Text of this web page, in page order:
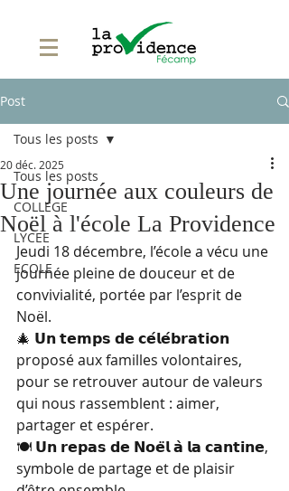
Post
Tous les posts
COLLEGE
LYCEE
ECOLE
Tous les posts
Une journée aux couleurs de
Noël à l'école La Providence
20 déc. 2025
Jeudi 18 décembre, l’école a vécu une
journée pleine de douceur et de
convivialité, portée par l’esprit de
Noël.
🎄 𝗨𝗻 𝘁𝗲𝗺𝗽𝘀 𝗱𝗲 𝗰𝗲́𝗹𝗲́𝗯𝗿𝗮𝘁𝗶𝗼𝗻
proposé aux familles volontaires,
pour se retrouver autour de valeurs
qui nous rassemblent : aimer,
partager et espérer.
🍽 𝗨𝗻 𝗿𝗲𝗽𝗮𝘀 𝗱𝗲 𝗡𝗼𝗲̈𝗹 𝗮̀ 𝗹𝗮 𝗰𝗮𝗻𝘁𝗶𝗻𝗲,
symbole de partage et de plaisir